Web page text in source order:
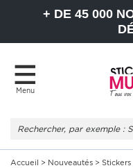
+ DE 45 000
Menu
Accueil > Nouveautés > Stickers